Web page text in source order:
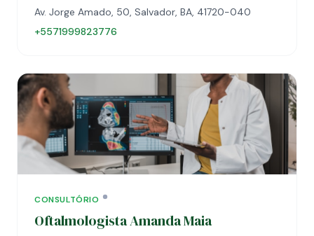
Av. Jorge Amado, 50, Salvador, BA, 41720-040
+5571999823776
CONSULTÓRIO
Oftalmologista Amanda Maia